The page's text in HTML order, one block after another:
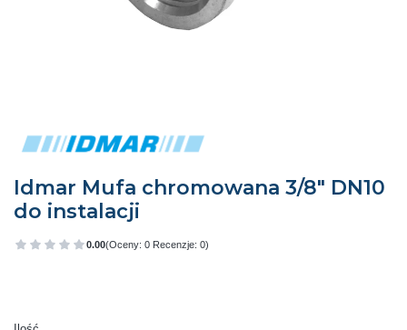
Idmar Mufa chromowana 3/8" DN10
do instalacji
0.00(Oceny: 0 Recenzje: 0)
Przejdź do sekcji Opinie